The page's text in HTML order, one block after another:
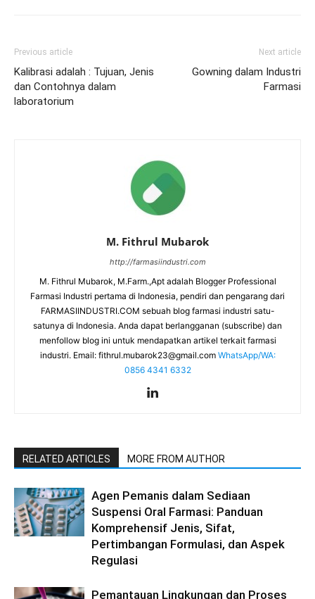
Previous article
Kalibrasi adalah : Tujuan, Jenis
dan Contohnya dalam
laboratorium
Next article
Gowning dalam Industri
Farmasi
M. Fithrul Mubarok
http://farmasiindustri.com
M. Fithrul Mubarok, M.Farm.,Apt adalah Blogger Professional
Farmasi Industri pertama di Indonesia, pendiri dan pengarang dari
FARMASIINDUSTRI.COM sebuah blog farmasi industri satu-
satunya di Indonesia. Anda dapat berlangganan (subscribe) dan
menfollow blog ini untuk mendapatkan artikel terkait farmasi
industri. Email: fithrul.mubarok23@gmail.com WhatsApp/WA:
0856 4341 6332
RELATED ARTICLES MORE FROM AUTHOR
Agen Pemanis dalam Sediaan
Suspensi Oral Farmasi: Panduan
Komprehensif Jenis, Sifat,
Pertimbangan Formulasi, dan Aspek
Regulasi
Pemantauan Lingkungan dan Proses